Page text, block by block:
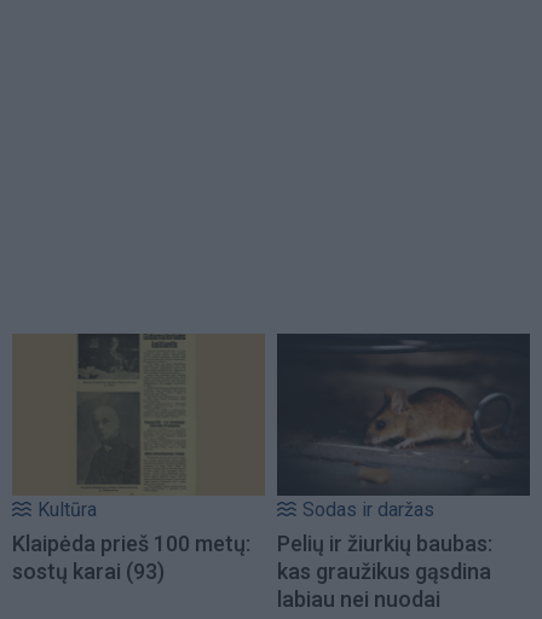
Kultūra
Klaipėda prieš 100 metų:
sostų karai (93)
Sodas ir daržas
Pelių ir žiurkių baubas:
kas graužikus gąsdina
labiau nei nuodai